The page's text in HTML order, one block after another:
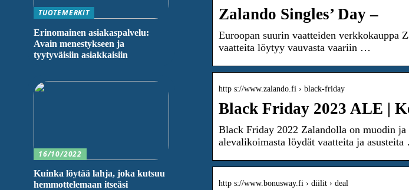
Zalando Singles’ Day –
Euroopan suurin vaatteiden verkkokauppa
vaatteita löytyy vauvasta vaariin …
http s://www.zalando.fi › black-friday
Black Friday 2023 ALE |
Black Friday 2022 Zalandolla on muodin
alevalikoimasta löydät vaatteita ja
http s://www.bonusway.fi › diilit › deal
TUOTEMERKIT
Erinomainen asiakaspalvelu:
Avain menestykseen ja
tyytyväisiin asiakkaisiin
16/10/2022
Kuinka löytää lahja, joka kutsuu
hemmottelemaan itseäsi